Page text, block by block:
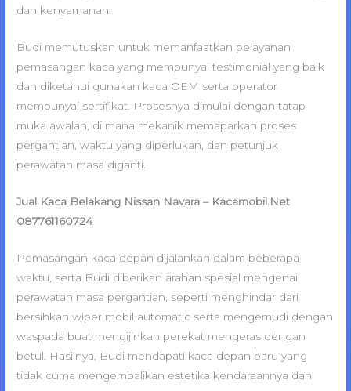
dan kenyamanan.
Budi memutuskan untuk memanfaatkan pelayanan
pemasangan kaca yang mempunyai testimonial yang baik
dan diketahui gunakan kaca OEM serta operator
mempunyai sertifikat. Prosesnya dimulai dengan tatap
muka awalan, di mana mekanik memaparkan proses
pergantian, waktu yang diperlukan, dan petunjuk
perawatan masa diganti.
Jual Kaca Belakang Nissan Navara – Kacamobil.Net
087761160724
Pemasangan kaca depan dijalankan dalam beberapa
waktu, serta Budi diberikan arahan spesial mengenai
perawatan masa pergantian, seperti menghindar dari
bersihkan wiper mobil automatic serta mengemudi dengan
waspada buat mengijinkan perekat mengeras dengan
betul. Hasilnya, Budi mendapati kaca depan baru yang
tidak cuma mengembalikan estetika kendaraannya dan